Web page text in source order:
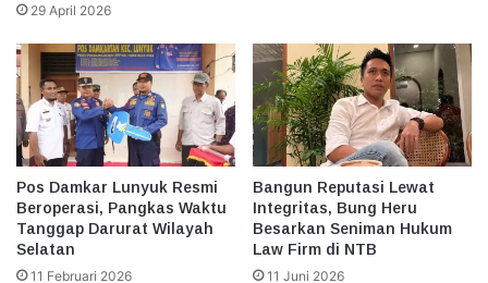
29 April 2026
Pos Damkar Lunyuk Resmi
Beroperasi, Pangkas Waktu
Tanggap Darurat Wilayah
Selatan
11 Februari 2026
Bangun Reputasi Lewat
Integritas, Bung Heru
Besarkan Seniman Hukum
Law Firm di NTB
11 Juni 2026